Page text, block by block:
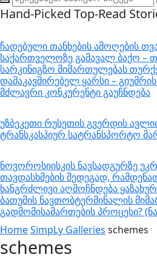
Hand-Picked Top-Read
ჩადებული თანხების ამოღების
საქართველოზე გამავალ ბაქო –
სარკინიგზო მიმართულებას
დამაკავშირებელ ყარსი –
მძლავრი კონკურენტი გაუჩნდება
უზბეკეთი რუსეთის გვერდის
ტრანსკასპიურ სატრანსპორტო
ნოვოროსიისკის ნავსადგურზე
თავდასხმების შედეგად,
ხანგრძლივი აღმოჩნდება
ბათუმის ნავთობტერმინალის
გადმომისამართების პროცესი?
HomeSimpLy Galleries schemes
schemes